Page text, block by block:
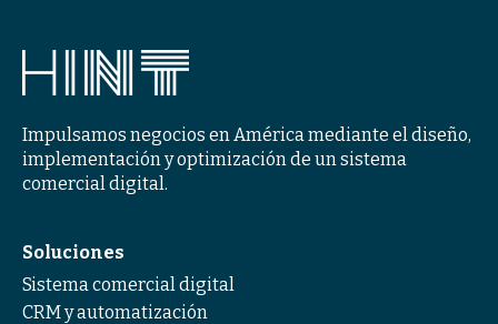
Impulsamos negocios en América mediante el diseño,
implementación y optimización de un sistema
comercial digital.
Soluciones
Sistema comercial digital
CRM y automatización